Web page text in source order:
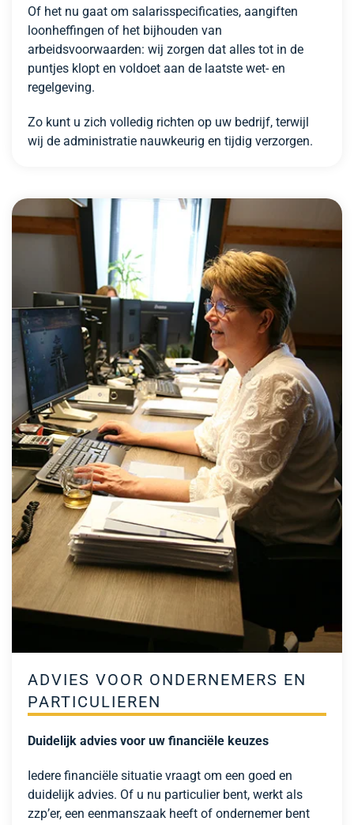
Of het nu gaat om salarisspecificaties, aangiften
loonheffingen of het bijhouden van
arbeidsvoorwaarden: wij zorgen dat alles tot in de
puntjes klopt en voldoet aan de laatste wet- en
regelgeving.
Zo kunt u zich volledig richten op uw bedrijf, terwijl
wij de administratie nauwkeurig en tijdig verzorgen.
ADVIES VOOR ONDERNEMERS EN
PARTICULIEREN
Duidelijk advies voor uw financiële keuzes
Iedere financiële situatie vraagt om een goed en
duidelijk advies. Of u nu particulier bent, werkt als
zzp’er, een eenmanszaak heeft of ondernemer bent